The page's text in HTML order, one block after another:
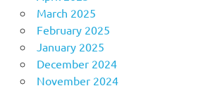
March 2025
February 2025
January 2025
December 2024
November 2024